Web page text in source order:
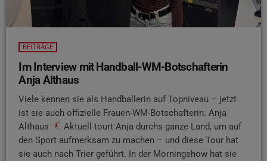
BEITRÄGE
Im Interview mit Handball-WM-Botschafterin
Anja Althaus
Viele kennen sie als Handballerin auf Topniveau – jetzt
ist sie auch offizielle Frauen-WM-Botschafterin: Anja
Althaus
Aktuell tourt Anja durchs ganze Land, um auf
den Sport aufmerksam zu machen – und diese Tour hat
sie auch nach Trier geführt. In der Morningshow hat sie